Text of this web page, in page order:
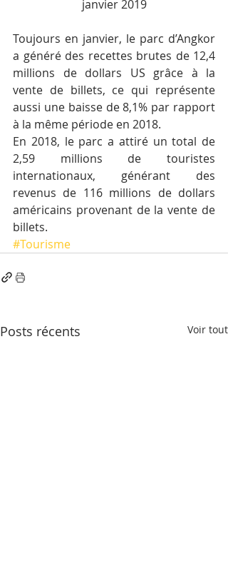
janvier 2019
Toujours en janvier, le parc d’Angkor
a généré des recettes brutes de 12,4
millions de dollars US grâce à la
vente de billets, ce qui représente
aussi une baisse de 8,1% par rapport
à la même période en 2018.
En 2018, le parc a attiré un total de
2,59 millions de touristes
internationaux, générant des
revenus de 116 millions de dollars
américains provenant de la vente de
billets.
#Tourisme
Posts récents Voir tout